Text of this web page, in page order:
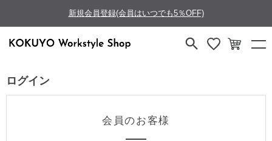
新規会員登録(会員はいつでも5％OFF)
ログイン
会員のお客様